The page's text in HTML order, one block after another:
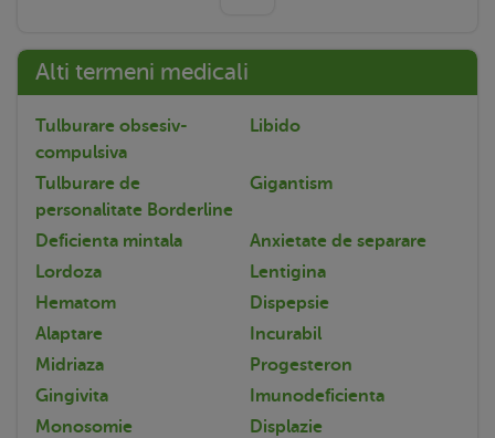
Alti termeni medicali
Tulburare obsesiv-
compulsiva
Libido
Tulburare de
personalitate Borderline
Gigantism
Deficienta mintala
Anxietate de separare
Lordoza
Lentigina
Hematom
Dispepsie
Alaptare
Incurabil
Midriaza
Progesteron
Gingivita
Imunodeficienta
Monosomie
Displazie